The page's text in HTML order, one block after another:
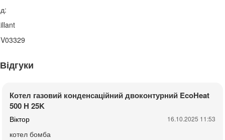
Відгуки
Котел газовий конденсаційний двоконтурний EcoHeat
500 H 25K
Віктор 16.10.2025 11:53
котел бомба